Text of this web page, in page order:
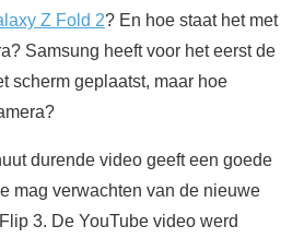
Z Fold 2? En hoe staat het met
Samsung heeft voor het eerst de
scherm geplaatst, maar hoe
durende video geeft een goede
mag verwachten van de nieuwe
3. De YouTube video werd